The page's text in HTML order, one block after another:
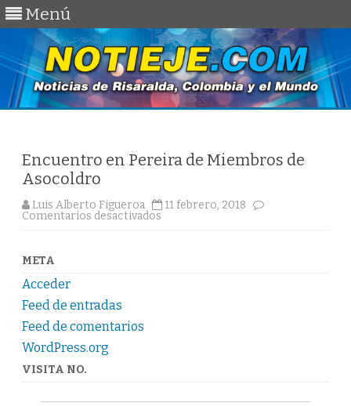
Menú
Encuentro en Pereira de Miembros de
Asocoldro
Luis Alberto Figueroa
11 febrero, 2018
Comentarios desactivados
META
Acceder
Feed de entradas
Feed de comentarios
WordPress.org
VISITA NO.